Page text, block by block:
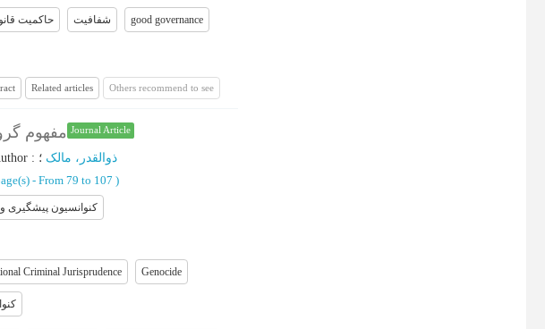
حاکمیت شفافیت good governance
Related articles Others recommend to see
مفهوم Journal Article
: ذوالقدر، مالک ؛
-From 79 to 107 )
کنوانسیون پیشگیری
Criminal Jurisprudence Genocide